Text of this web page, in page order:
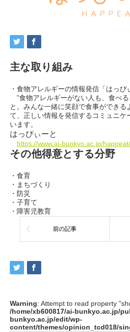
主な取り組み
・食物アレルギーの情報発信「はっぴ
”食物アレルギーがない人も、食べ
と。 みんな一緒に笑顔で食事ができる
て、 正しい情報を発信するコミュニケ
います。
はっぴぃーと
https://www.ai-bunkyo.ac.jp/happeat/
その他得意とする分野
・食育
・まちづくり
・防災
・子育て
・障害児教育
前の記事
Warning: Attempt to read property
/home/xb600817/ai-bunkyo.ac.jp/
bunkyo.ac.jp/edit/wp-
content/themes/opinion_tcd018/